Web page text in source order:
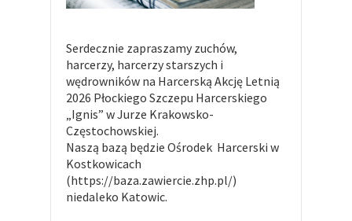
Serdecznie zapraszamy zuchów,
harcerzy, harcerzy starszych i
wędrowników na Harcerską Akcję Letnią
2026 Płockiego Szczepu Harcerskiego
„Ignis” w Jurze Krakowsko-
Częstochowskiej.
Naszą bazą będzie Ośrodek Harcerski w
Kostkowicach
(https://baza.zawiercie.zhp.pl/)
niedaleko Katowic.